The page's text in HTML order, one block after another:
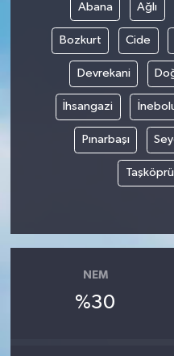
Abana Ağlı
Bozkurt Cide
Devrekani
İhsangazi
Pınarbaşı
Taşköprü
NEM
%30